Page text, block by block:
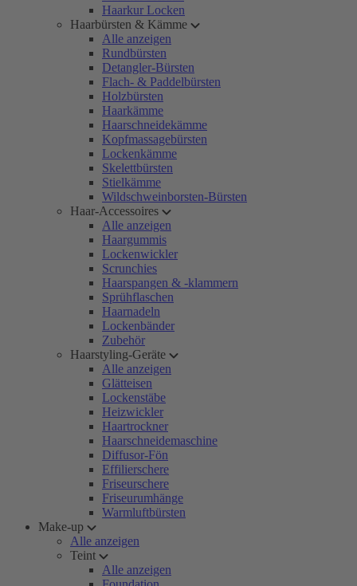
Haarkur Locken
Haarbürsten & Kämme
Alle anzeigen
Rundbürsten
Detangler-Bürsten
Flach- & Paddelbürsten
Holzbürsten
Haarkämme
Haarschneidekämme
Kopfmassagebürsten
Lockenkämme
Skelettbürsten
Stielkämme
Wildschweinborsten-Bürsten
Haar-Accessoires
Alle anzeigen
Haargummis
Lockenwickler
Scrunchies
Haarspangen & -klammern
Sprühflaschen
Haarnadeln
Lockenbänder
Zubehör
Haarstyling-Geräte
Alle anzeigen
Glätteisen
Lockenstäbe
Heizwickler
Haartrockner
Haarschneidemaschine
Diffusor-Fön
Effilierschere
Friseurschere
Friseurumhänge
Warmluftbürsten
Make-up
Alle anzeigen
Teint
Alle anzeigen